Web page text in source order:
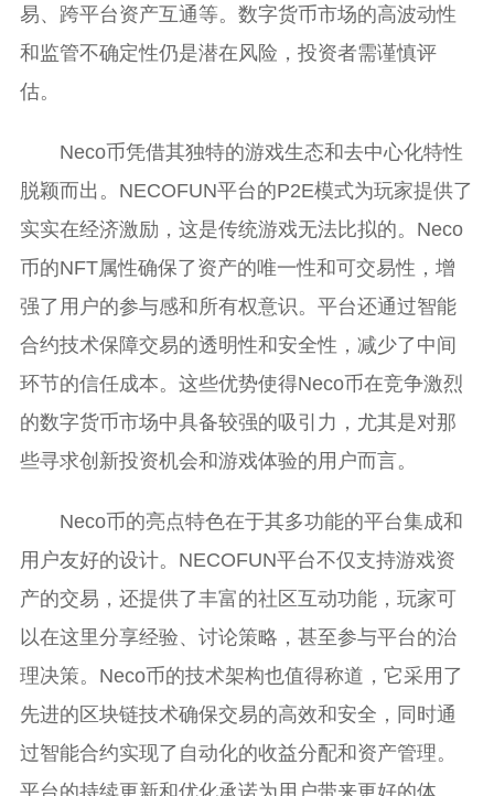
易、跨平台资产互通等。数字货币市场的高波动性
和监管不确定性仍是潜在风险，投资者需谨慎评
估。
Neco币凭借其独特的游戏生态和去中心化特性
脱颖而出。NECOFUN平台的P2E模式为玩家提供了
实实在经济激励，这是传统游戏无法比拟的。Neco
币的NFT属性确保了资产的唯一性和可交易性，增
强了用户的参与感和所有权意识。平台还通过智能
合约技术保障交易的透明性和安全性，减少了中间
环节的信任成本。这些优势使得Neco币在竞争激烈
的数字货币市场中具备较强的吸引力，尤其是对那
些寻求创新投资机会和游戏体验的用户而言。
Neco币的亮点特色在于其多功能的平台集成和
用户友好的设计。NECOFUN平台不仅支持游戏资
产的交易，还提供了丰富的社区互动功能，玩家可
以在这里分享经验、讨论策略，甚至参与平台的治
理决策。Neco币的技术架构也值得称道，它采用了
先进的区块链技术确保交易的高效和安全，同时通
过智能合约实现了自动化的收益分配和资产管理。